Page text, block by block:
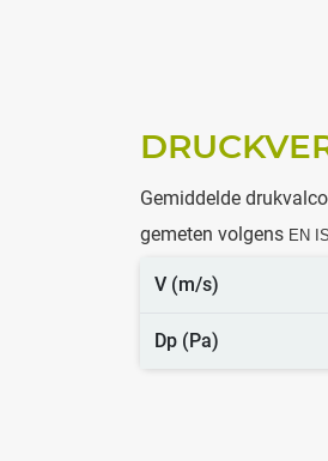
Gemiddelde
gemeten volgens EN
V (m/s)
Dp (Pa)